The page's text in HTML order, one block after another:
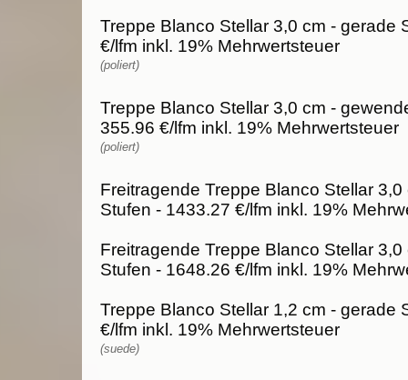
Treppe Blanco Stellar 3,0 cm - gerade
€/lfm inkl. 19% Mehrwertsteuer
(poliert)
Treppe Blanco Stellar 3,0 cm -
355.96 €/lfm inkl. 19% Mehrwertsteuer
(poliert)
Freitragende Treppe Blanco Stellar
Stufen - 1433.27 €/lfm inkl. 19%
Freitragende Treppe Blanco Stellar
Stufen - 1648.26 €/lfm inkl. 19%
Treppe Blanco Stellar 1,2 cm - gerade
€/lfm inkl. 19% Mehrwertsteuer
(suede)